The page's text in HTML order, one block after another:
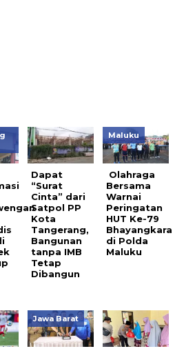
Dapat
“Surat
Cinta” dari
Satpol PP
Kota
Tangerang,
Bangunan
tanpa IMB
Tetap
Dibangun
Maluku
Olahraga
Bersama
Warnai
Peringatan
HUT Ke-79
Bhayangkara
di Polda
Maluku
Jawa Barat